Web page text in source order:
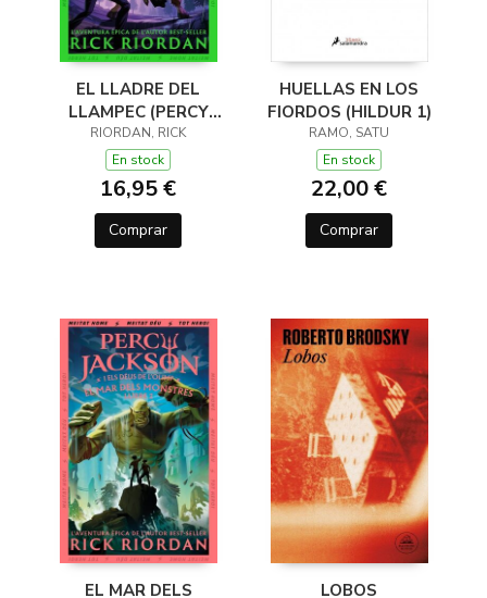
EL LLADRE DEL
LLAMPEC (PERCY
JACKSON I ELS DÉUS
DE L'OLIMP 1)
RIORDAN, RICK
En stock
16,95 €
Comprar
HUELLAS EN LOS
FIORDOS (HILDUR 1)
RAMO, SATU
En stock
22,00 €
Comprar
EL MAR DELS LOBOS